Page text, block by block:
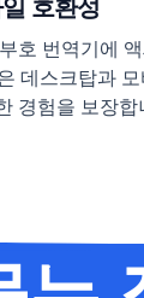
호환성
호 번역기에
데스크탑과
경험을 보장합